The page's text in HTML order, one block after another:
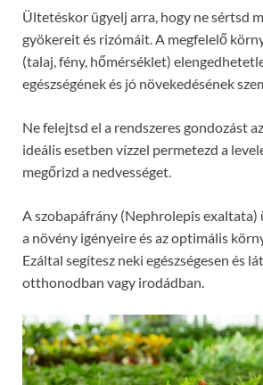
Ültetéskor ügyelj arra, hogy ne sértsd
gyökereit és rizómáit. A megfelelő
(talaj, fény, hőmérséklet)
egészségének és jó növekedésének
Ne felejtsd el a rendszeres gondozást
ideális esetben vízzel permetezd a
megőrizd a nedvességet.
A szobapáfrány (Nephrolepis
a növény igényeire és az optimális
Ezáltal segítesz neki egészségesen és
otthonodban vagy irodádban.